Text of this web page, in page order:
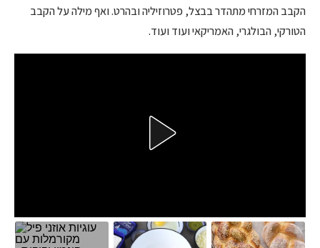
הקבב המזרחי מתהדר בבצל, פטרוזיליה ובהרט. ואף מילה על הקבב
הטורקי, הבולגרי, האמריקאי ועוד ועוד.